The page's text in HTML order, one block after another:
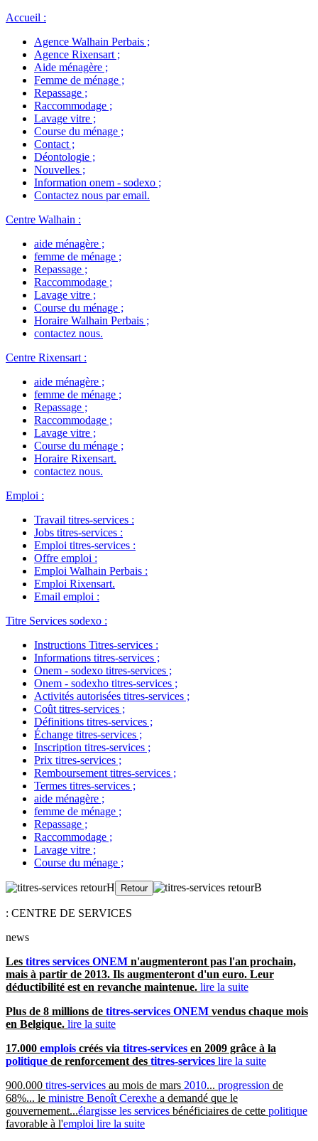
Accueil :
Agence Walhain Perbais ;
Agence Rixensart ;
Aide ménagère ;
Femme de ménage ;
Repassage ;
Raccommodage ;
Lavage vitre ;
Course du ménage ;
Contact ;
Déontologie ;
Nouvelles ;
Information onem - sodexo ;
Contactez nous par email.
Centre Walhain :
aide ménagère ;
femme de ménage ;
Repassage ;
Raccommodage ;
Lavage vitre ;
Course du ménage ;
Horaire Walhain Perbais ;
contactez nous.
Centre Rixensart :
aide ménagère ;
femme de ménage ;
Repassage ;
Raccommodage ;
Lavage vitre ;
Course du ménage ;
Horaire Rixensart.
contactez nous.
Emploi :
Travail titres-services :
Jobs titres-services :
Emploi titres-services :
Offre emploi :
Emploi Walhain Perbais :
Emploi Rixensart.
Email emploi :
Titre Services sodexo :
Instructions Titres-services :
Informations titres-services ;
Onem - sodexo titres-services ;
Onem - sodexho titres-services ;
Activités autorisées titres-services ;
Coût titres-services ;
Définitions titres-services ;
Échange titres-services ;
Inscription titres-services ;
Prix titres-services ;
Remboursement titres-services ;
Termes titres-services ;
aide ménagère ;
femme de ménage ;
Repassage ;
Raccommodage ;
Lavage vitre ;
Course du ménage ;
: CENTRE DE SERVICES
news
Les titres services ONEM n'augmenteront pas l'an prochain,
mais à partir de 2013. Ils augmenteront d'un euro. Leur
déductibilité est en revanche maintenue. lire la suite
Plus de 8 millions de titres-services ONEM vendus chaque mois
en Belgique. lire la suite
17.000 emplois créés via titres-services en 2009 grâce à la
politique de renforcement des titres-services lire la suite
900.000 titres-services au mois de mars 2010... progression de
68%... le ministre Benoît Cerexhe a demandé que le
gouvernement...élargisse les services bénéficiaires de cette politique
favorable à l'emploi lire la suite